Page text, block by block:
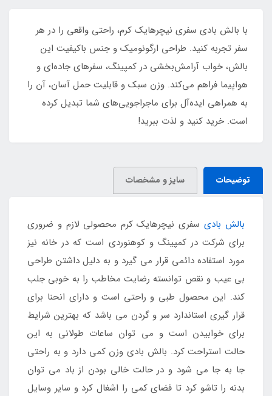
با بالش بادی سفری نیچرهایک کرم، راحتی واقعی را در هر
سفر تجربه کنید. طراحی ارگونومیک و جنس باکیفیت این
بالش، خواب آرامش‌بخشی در کمپینگ، سفرهای جاده‌ای و
هواپیما فراهم می‌کند. وزن سبک و قابلیت حمل آسان، آن را
به همراهی ایده‌آل برای ماجراجویی‌های شما تبدیل کرده
است. خرید کنید و لذت ببرید!
توضیحات سایز و مشخصات
بالش بادیسفری نیچرهایک کرم محصولی لازم و ضروری
برای شرکت در کمپینگ و کوهنوردی است که در خانه نیز
مورد استفاده دائمی قرار می گیرد و به دلیل داشتن طراحی
بی عیب و نقص توانسته رضایت مخاطب را به خوبی جلب
کند. این محصول طبی و راحتی است و دارای انحنا برای
قرار گیری استاندارد سر و گردن می باشد که بهترین شرایط
برای خوابیدن است و می توان ساعات طولانی به این
حالت استراحت کرد. بالش بادی وزن کمی دارد و به راحتی
جا به جا می شود و در حالت خالی بودن از باد می توان
بدنه را تاشو کرد تا فضای کمی را اشغال کرد و سایر وسایل